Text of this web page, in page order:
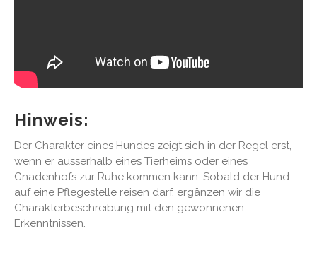
Hinweis:
Der Charakter eines Hundes zeigt sich in der Regel erst,
wenn er ausserhalb eines Tierheims oder eines
Gnadenhofs zur Ruhe kommen kann. Sobald der Hund
auf eine Pflegestelle reisen darf, ergänzen wir die
Charakterbeschreibung mit den gewonnenen
Erkenntnissen.